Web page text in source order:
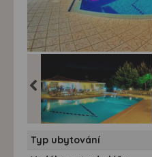
nocí - Zakynthos,
Argassi - Studia
Typ ubytování